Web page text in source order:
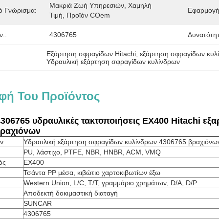
Γνώρισμα:
Μακριά Ζωή Υπηρεσιών, Χαμηλή
Τιμή, Προϊόν COem
4306765
Εξάρτηση σφραγίδων Hitachi , εξάρτηση σφραγίδων
Υδραυλική εξάρτηση σφραγίδων κυλίνδρων
Του Προϊόντος
υδραυλικές τακτοποιήσεις EX400 Hitachi
Υδραυλική εξάρτηση σφραγίδων κυλίνδρων 4306765
PU, λάστιχο, PTFE, NBR, HNBR, ACM, VMQ
EX400
Τσάντα PP μέσα, κιβώτιο χαρτοκιβωτίων έξω
Western Union, L/C, T/T, γραμμάριο χρημάτων, D/A, D/P
Αποδεκτή δοκιμαστική διαταγή
SUNCAR
4306765